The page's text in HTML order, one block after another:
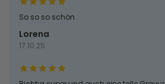
So so so schön
Lorena
17.10.25